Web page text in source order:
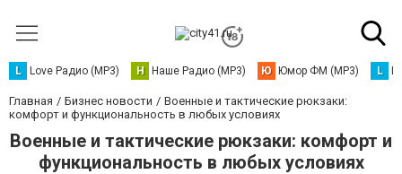
L Love Радио (MP3) Н Наше Радио (MP3) Ю Юмор ФМ (MP3) L
Главная Бизнес новости
Военные и тактические рюкзаки:
комфорт и функциональность в любых условиях
Военные и тактические рюкзаки: комфорт и
функциональность в любых условиях